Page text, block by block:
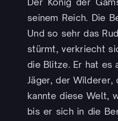
Der König der
seinem Reich. Die
Und so sehr das
stürmt, verkriecht
die Blitze. Er hat es
Jäger, der Wilderer,
kannte diese Welt,
bis er sich in die